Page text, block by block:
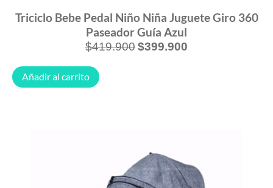
Triciclo Bebe Pedal Niño Niña Juguete Giro 360
Paseador Guía Azul
$419.900$399.900
Añadir al carrito